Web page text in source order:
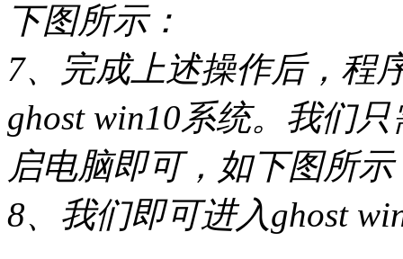
下图所示：
7、完成上述操作后，程
ghost win10系统。我们
启电脑即可，如下图所示
8、我们即可进入ghost